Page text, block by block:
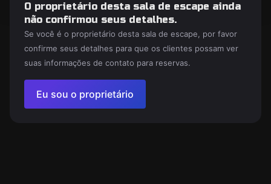
O proprietário desta sala de escape ainda
não confirmou seus detalhes.
Se você é o proprietário desta sala de escape, por favor
confirme seus detalhes para que os clientes possam ver
suas informações de contato para reservas.
Eu sou o proprietário